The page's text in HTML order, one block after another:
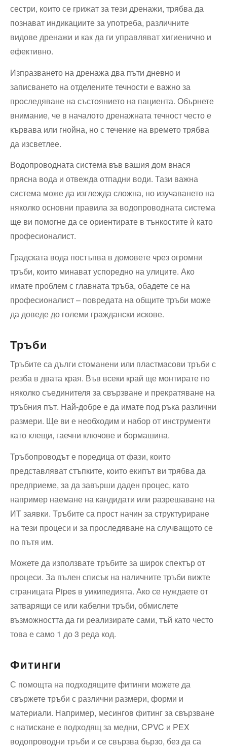
сестри, които се грижат за тези дренажи, трябва да
познават индикациите за употреба, различните
видове дренажи и как да ги управляват хигиенично и
ефективно.
Изпразването на дренажа два пъти дневно и
записването на отделените течности е важно за
проследяване на състоянието на пациента. Обърнете
внимание, че в началото дренажната течност често е
кървава или гнойна, но с течение на времето трябва
да изсветлее.
Водопроводната система във вашия дом внася
прясна вода и отвежда отпадни води. Тази важна
система може да изглежда сложна, но изучаването на
няколко основни правила за водопроводната система
ще ви помогне да се ориентирате в тънкостите ѝ като
професионалист.
Градската вода постъпва в домовете чрез огромни
тръби, които минават успоредно на улиците. Ако
имате проблем с главната тръба, обадете се на
професионалист – повредата на общите тръби може
да доведе до големи граждански искове.
Тръби
Тръбите са дълги стоманени или пластмасови тръби с
резба в двата края. Във всеки край ще монтирате по
няколко съединителя за свързване и прекратяване на
тръбния път. Най-добре е да имате под ръка различни
размери. Ще ви е необходим и набор от инструменти
като клещи, гаечни ключове и бормашина.
Тръбопроводът е поредица от фази, които
представляват стъпките, които екипът ви трябва да
предприеме, за да завърши даден процес, като
например наемане на кандидати или разрешаване на
ИТ заявки. Тръбите са прост начин за структуриране
на тези процеси и за проследяване на случващото се
по пътя им.
Можете да използвате тръбите за широк спектър от
процеси. За пълен списък на наличните тръби вижте
страницата Pipes в уикипедията. Ако се нуждаете от
затварящи се или кабелни тръби, обмислете
възможността да ги реализирате сами, тъй като често
това е само 1 до 3 реда код.
Фитинги
С помощта на подходящите фитинги можете да
свържете тръби с различни размери, форми и
материали. Например, месингов фитинг за свързване
с натискане е подходящ за медни, CPVC и PEX
водопроводни тръби и се свързва бързо, без да са